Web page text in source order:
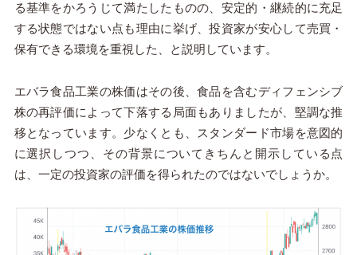
る基準をかろうじて満たしたものの、安定的・継続的に充足
する状態ではない点も理由に挙げ、投資家が安心して売買・
保有できる環境を重視した、と説明しています。
エバラ食品工業の株価はその後、食品を含むディフェンシブ
株の再評価によって下落する局面もありましたが、堅調な推
移となっています。少なくとも、スタンダード市場を意図的
に選択しつつ、その背景についてきちんと開示している点
は、一定の投資家の評価を得られたのではないでしょうか。